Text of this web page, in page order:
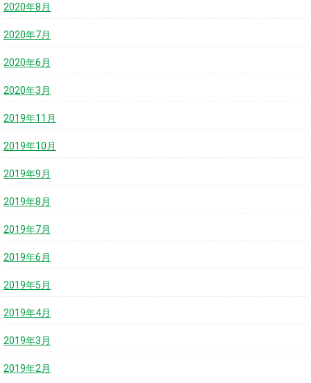
2020年8月
2020年7月
2020年6月
2020年3月
2019年11月
2019年10月
2019年9月
2019年8月
2019年7月
2019年6月
2019年5月
2019年4月
2019年3月
2019年2月